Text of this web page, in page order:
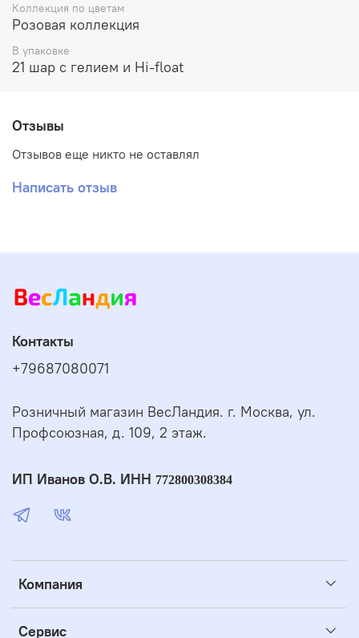
Коллекция по цветам
Розовая коллекция
В упаковке
21 шар с гелием и Hi-float
Отзывы
Отзывов еще никто не оставлял
Написать отзыв
Компания
Сервис
Контакты
+79687080071
Розничный магазин ВесЛандия. г. Москва, ул.
Профсоюзная, д. 109, 2 этаж.
ИП Иванов О.В. ИНН 772800308384